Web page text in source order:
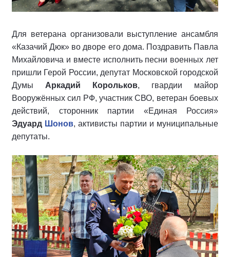
Для ветерана организовали выступление ансамбля
«Казачий Дюк» во дворе его дома. Поздравить Павла
Михайловича и вместе исполнить песни военных лет
пришли Герой России, депутат Московской городской
Думы Аркадий Корольков, гвардии майор
Вооружённых сил РФ, участник СВО, ветеран боевых
действий, сторонник партии «Единая Россия»
Эдуард Шонов, активисты партии и муниципальные
депутаты.